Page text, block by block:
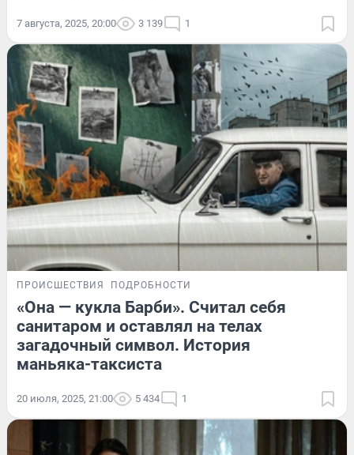
7 августа, 2025, 20:00 3 139 1
ПРОИСШЕСТВИЯ ПОДРОБНОСТИ
«Она — кукла Барби». Считал себя
санитаром и оставлял на телах
загадочный символ. История
маньяка-таксиста
20 июля, 2025, 21:00 5 434 1